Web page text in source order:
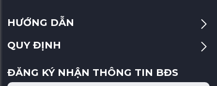
HƯỚNG DẪN
QUY ĐỊNH
ĐĂNG KÝ NHẬN THÔNG TIN BĐS